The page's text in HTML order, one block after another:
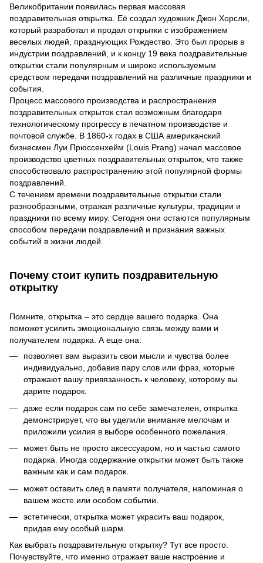
Великобритании появилась первая массовая
поздравительная открытка. Её создал художник Джон Хорсли,
который разработал и продал открытки с изображением
веселых людей, празднующих Рождество. Это был прорыв в
индустрии поздравлений, и к концу 19 века поздравительные
открытки стали популярным и широко используемым
средством передачи поздравлений на различные праздники и
события.
Процесс массового производства и распространения
поздравительных открыток стал возможным благодаря
технологическому прогрессу в печатном производстве и
почтовой службе. В 1860-х годах в США американский
бизнесмен Луи Прюссенхейм (Louis Prang) начал массовое
производство цветных поздравительных открыток, что также
способствовало распространению этой популярной формы
поздравлений.
С течением времени поздравительные открытки стали
разнообразными, отражая различные культуры, традиции и
праздники по всему миру. Сегодня они остаются популярным
способом передачи поздравлений и признания важных
событий в жизни людей.
Почему стоит купить поздравительную
открытку
Помните, открытка – это сердце вашего подарка. Она
поможет усилить эмоциональную связь между вами и
получателем подарка. А еще она:
позволяет вам выразить свои мысли и чувства более
индивидуально, добавив пару слов или фраз, которые
отражают вашу привязанность к человеку, которому вы
дарите подарок.
даже если подарок сам по себе замечателен, открытка
демонстрирует, что вы уделили внимание мелочам и
приложили усилия в выборе особенного пожелания.
может быть не просто аксессуаром, но и частью самого
подарка. Иногда содержание открытки может быть также
важным как и сам подарок.
может оставить след в памяти получателя, напоминая о
вашем жесте или особом событии.
эстетически, открытка может украсить ваш подарок,
придав ему особый шарм.
Как выбрать поздравительную открытку? Тут все просто.
Почувствуйте, что именно отражает ваше настроение и